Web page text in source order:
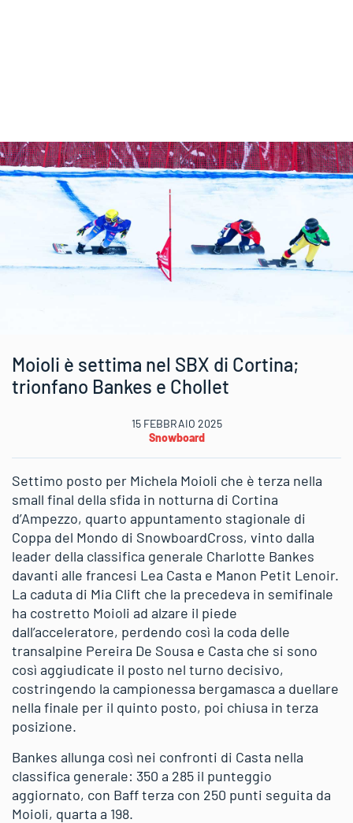
Moioli è settima nel SBX di Cortina;
trionfano Bankes e Chollet
15 FEBBRAIO 2025
Snowboard
Settimo posto per Michela Moioli che è terza nella
small final della sfida in notturna di Cortina
d’Ampezzo, quarto appuntamento stagionale di
Coppa del Mondo di SnowboardCross, vinto dalla
leader della classifica generale Charlotte Bankes
davanti alle francesi Lea Casta e Manon Petit Lenoir.
La caduta di Mia Clift che la precedeva in semifinale
ha costretto Moioli ad alzare il piede
dall’acceleratore, perdendo così la coda delle
transalpine Pereira De Sousa e Casta che si sono
così aggiudicate il posto nel turno decisivo,
costringendo la campionessa bergamasca a duellare
nella finale per il quinto posto, poi chiusa in terza
posizione.
Bankes allunga così nei confronti di Casta nella
classifica generale: 350 a 285 il punteggio
aggiornato, con Baff terza con 250 punti seguita da
Moioli, quarta a 198.